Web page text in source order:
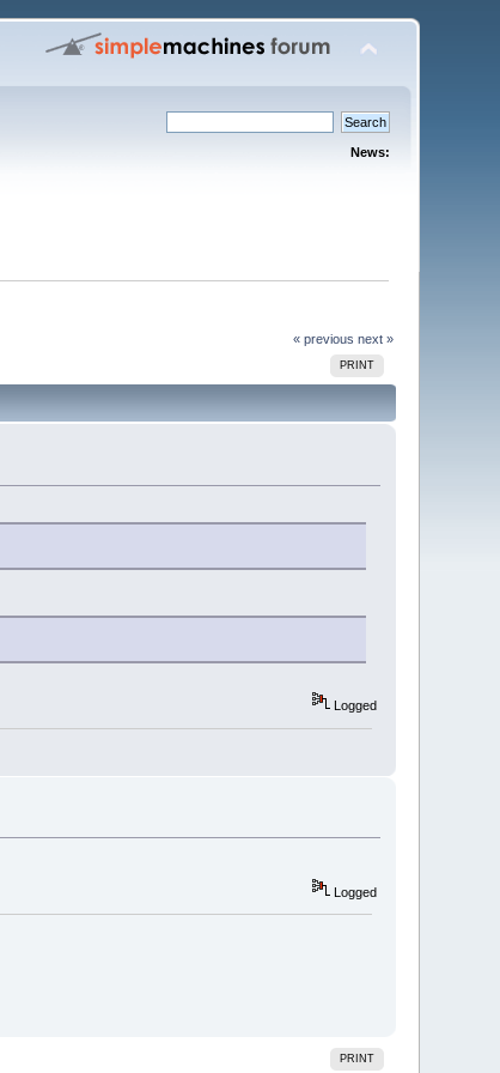
News:
« previous next »
PRINT
Logged
Logged
PRINT